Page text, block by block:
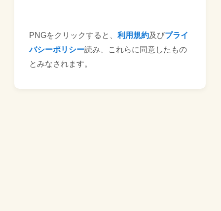
PNGをクリックすると、 利用規約及びプライ
バシーポリシー読み、これらに同意したもの
とみなされます。